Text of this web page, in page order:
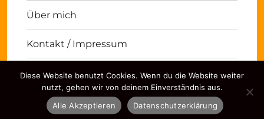
Über mich
Kontakt / Impressum
Michael Panse Kontakt / Impressum
Stolz
präsentiert von WordPress
Diese Website benutzt Cookies. Wenn du die Website weiter
nutzt, gehen wir von deinem Einverständnis aus.
Alle Akzeptieren
Datenschutzerklärung